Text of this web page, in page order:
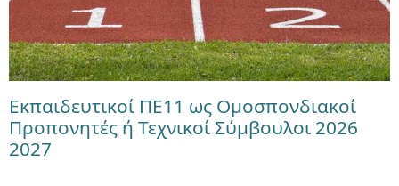
Εκπαιδευτικοί ΠΕ11 ως Ομοσπονδιακοί
Προπονητές ή Τεχνικοί Σύμβουλοι 2026
2027